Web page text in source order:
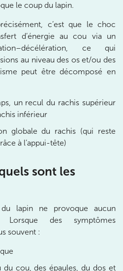
le coup du lapin.
c’est que le choc
d’énergie au cou via un
ce qui
au niveau des os et/ou des
peut être décomposé en
un recul du rachis supérieur
inférieur
globale du rachis (qui reste
à l’appui-tête)
sont les
lapin ne provoque aucun
Lorsque des symptômes
souvent :
du cou, des épaules, du dos et
Leclerc 92290
Leclerc 92290 Châtenay-
Paris
75017 Paris